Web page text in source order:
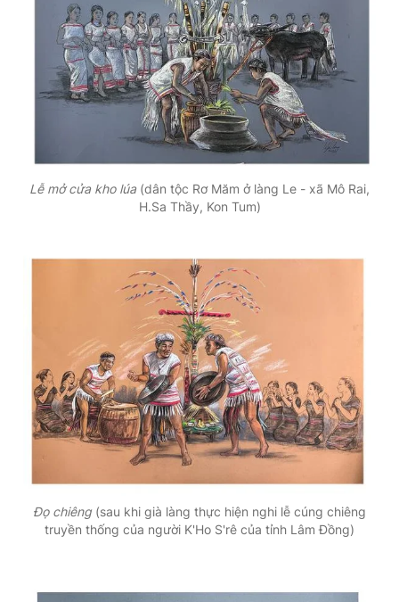
Lễ mở cửa kho lúa (dân tộc Rơ Măm ở làng Le - xã Mô Rai,
H.Sa Thầy, Kon Tum)
Đọ chiêng(sau khi già làng thực hiện nghi lễ cúng chiêng
truyền thống của người K'Ho S'rê của tỉnh Lâm Đồng)